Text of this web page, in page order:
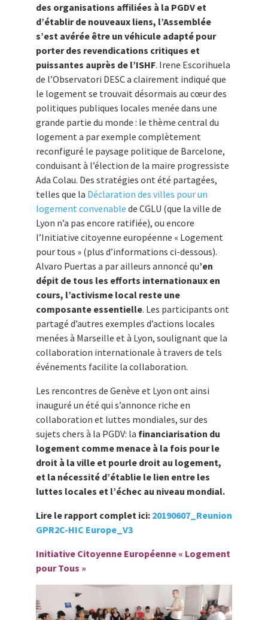
des organisations affiliées à la PGDV et
d’établir de nouveaux liens, l’Assemblée
s’est avérée être un véhicule adapté pour
porter des revendications critiques et
puissantes auprès de l’ISHF. Irene Escorihuela
de l’Observatori DESC a clairement indiqué que
le logement se trouvait désormais au cœur des
politiques publiques locales menée dans une
grande partie du monde : le thème central du
logement a par exemple complètement
reconfiguré le paysage politique de Barcelone,
conduisant à l’élection de la maire progressiste
Ada Colau. Des stratégies ont été partagées,
telles que la Déclaration des villes pour un
logement convenable de CGLU (que la ville de
Lyon n’a pas encore ratifiée), ou encore
l’Initiative citoyenne européenne « Logement
pour tous » (plus d’informations ci-dessous).
Alvaro Puertas a par ailleurs annoncé qu’en
dépit de tous les efforts internationaux en
cours, l’activisme local reste une
composante essentielle. Les participants ont
partagé d’autres exemples d’actions locales
menées à Marseille et à Lyon, soulignant que la
collaboration internationale à travers de tels
événements facilite la collaboration.
Les rencontres de Genève et Lyon ont ainsi
inauguré un été qui s’annonce riche en
collaboration et luttes mondiales, sur des
sujets chers à la PGDV: la financiarisation du
logement comme menace à la fois pour le
droit à la ville et pourle droit au logement,
et la nécessité d’établie le lien entre les
luttes locales et l’échec au niveau mondial.
Lire le rapport complet ici: 20190607_Reunion
GPR2C-HIC Europe_V3
Initiative Citoyenne Européenne « Logement
pour Tous »